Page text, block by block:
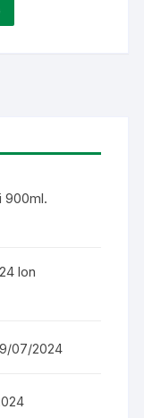
900ml.
lon
07/2024